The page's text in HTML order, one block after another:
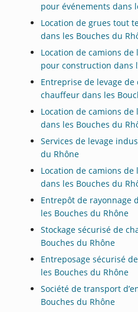
pour événements dans
Location de grues tout
dans les Bouches du
Location de camions
pour construction dans
Entreprise de levage de
chauffeur dans les
Location de camions
dans les Bouches du
Services de levage
du Rhône
Location de camions
dans les Bouches du
Entrepôt de rayonnage
les Bouches du Rhône
Stockage sécurisé de
Bouches du Rhône
Entreposage sécurisé
les Bouches du Rhône
Société de transport
Bouches du Rhône